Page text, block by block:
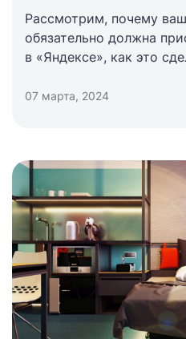
Рассмотрим, почему
обязательно должна
в «Яндексе», как это
07 марта, 2024